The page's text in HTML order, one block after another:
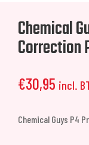
Chemical
Correction
€30,95 incl.
Chemical Guys P4